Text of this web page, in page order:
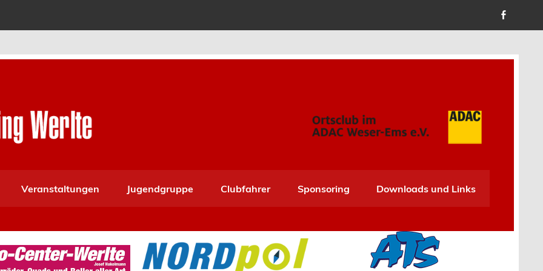
Veranstaltungen Jugendgruppe Clubfahrer Sponsoring Downloads und Links